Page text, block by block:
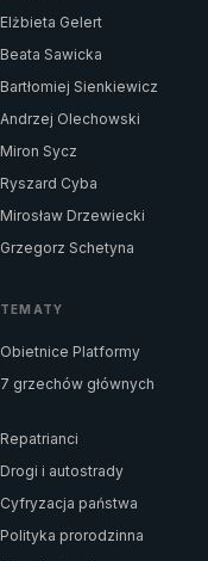
Elżbieta Gelert
Beata Sawicka
Bartłomiej Sienkiewicz
Andrzej Olechowski
Miron Sycz
Ryszard Cyba
Mirosław Drzewiecki
Grzegorz Schetyna
TEMATY
Obietnice Platformy
7 grzechów głównych
Repatrianci
Drogi i autostrady
Cyfryzacja państwa
Polityka prorodzinna